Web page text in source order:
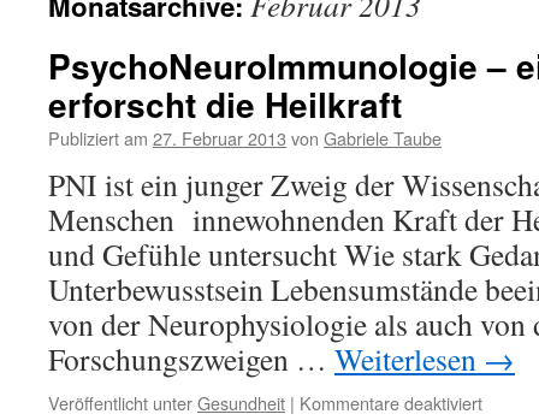
PsychoNeuroImmunologie –
erforscht die Heilkraft
Publiziert am 27. Februar 2013 von Gabriele Taube
PNI ist ein junger Zweig der
Menschen innewohnenden Kraft der
und Gefühle untersucht Wie stark
Unterbewusstsein Lebensumstände
von der Neurophysiologie als auch von
Forschungszweigen … Weiterlesen →
Veröffentlicht unterGesundheit | Kommentare deaktiviertfür